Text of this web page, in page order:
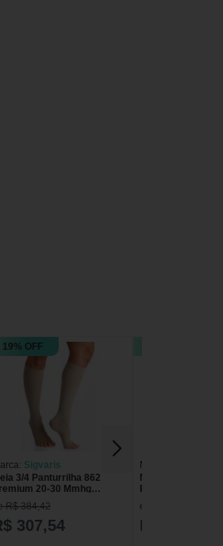
19% OFF
Sigvaris
3/4 Panturrilha 862
20-30 Mmhg
Aberta Sigvaris
R$ 384,42
307,54
Marca:
Meia 3/4
Premium 20-30
de R$ 384,42
R$ 307,54